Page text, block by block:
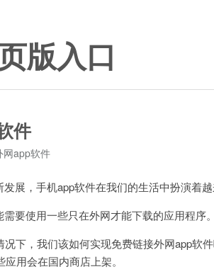
版入口
件
网app软件
，手机app软件在我们的生活中扮演着越
使用一些只在外网才能下载的应用程序。
下，我们该如何实现免费链接外网app软
用会在国内商店上架。